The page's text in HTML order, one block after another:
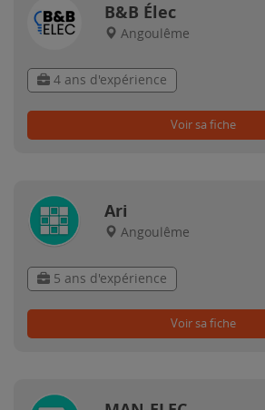
B&B Élec
Angoulême
4 ans d'expérience
Voir sa fiche
Ari
Angoulême
5 ans d'expérience
Voir sa fiche